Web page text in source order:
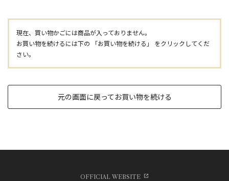
現在、買い物かごには商品が入っておりません。
お買い物を続けるには下の 「お買い物を続ける」 をクリックしてくだ
さい。
元の画面に戻ってお買い物を続ける
OFFICIAL WEBSITE